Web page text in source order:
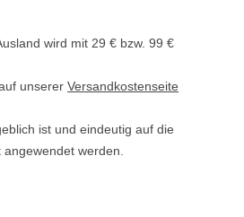
wird mit 29 € bzw. 99 €
unserer Versandkostenseite
ist und eindeutig auf die
werden.